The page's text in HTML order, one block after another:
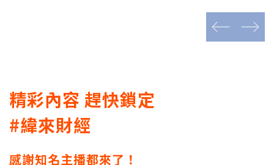
prev next
精彩內容 趕快鎖定
#緯來財經
感謝知名主播都來了！